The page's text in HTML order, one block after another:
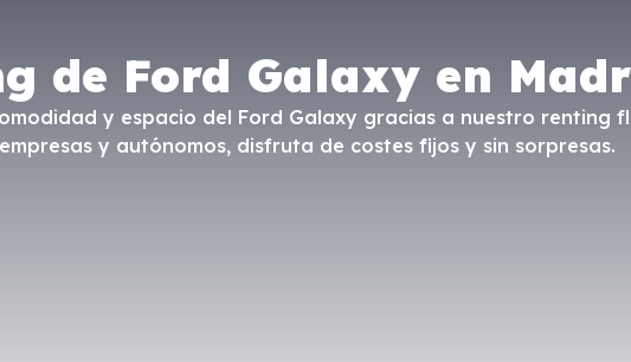
de Ford Galaxy en
y espacio del Ford Galaxy gracias a nuestro renting
y autónomos, disfruta de costes fijos y sin sorpresas.